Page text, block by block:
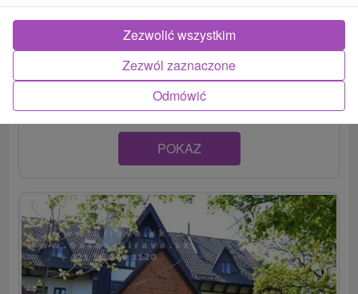
Penzión v rekreačnej oblasti Kaluža prináša ubytovanie
len kúsok od Zemplínskej Šíravy. Na...
POKAZ
Odmówić
Zezwól zaznaczone
Zezwolić wszystkim